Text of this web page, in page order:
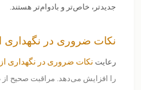
جدیدتر، خاص‌تر و بادوام‌تر هستند.
نکات ضروری در نگهداری
رعایت نکات ضروری در نگهداری
را افزایش می‌دهد. مراقبت صحیح